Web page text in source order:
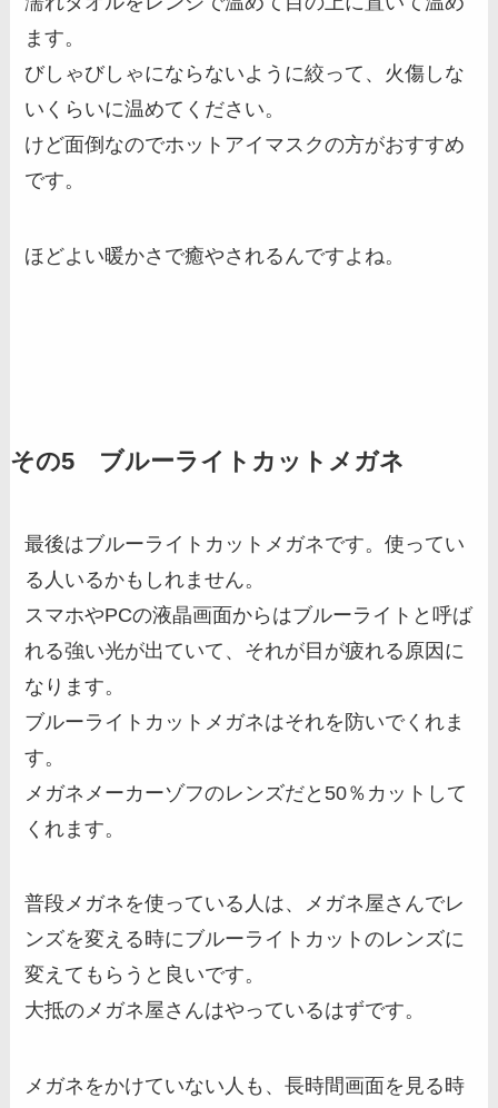
ます。
びしゃびしゃにならないように絞って、火傷しな
いくらいに温めてください。
けど面倒なのでホットアイマスクの方がおすすめ
です。
ほどよい暖かさで癒やされるんですよね。
その5 ブルーライトカットメガネ
最後はブルーライトカットメガネです。使ってい
る人いるかもしれません。
スマホやPCの液晶画面からはブルーライトと呼ば
れる強い光が出ていて、それが目が疲れる原因に
なります。
ブルーライトカットメガネはそれを防いでくれま
す。
メガネメーカーゾフのレンズだと50％カットして
くれます。
普段メガネを使っている人は、メガネ屋さんでレ
ンズを変える時にブルーライトカットのレンズに
変えてもらうと良いです。
大抵のメガネ屋さんはやっているはずです。
メガネをかけていない人も、長時間画面を見る時